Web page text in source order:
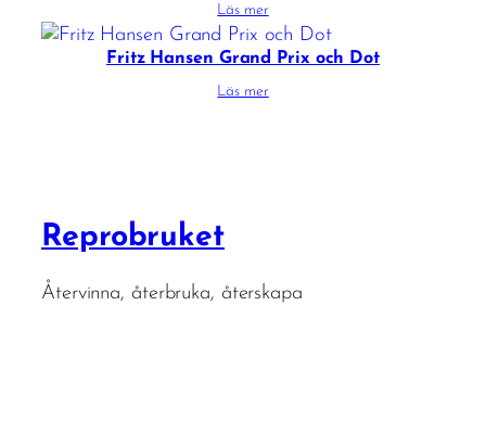
Läs mer
Fritz Hansen Grand Prix och Dot
Läs mer
Reprobruket
Återvinna, återbruka, återskapa